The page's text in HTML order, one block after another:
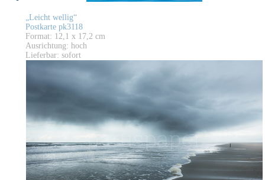
„Leicht wellig“
Postkarte pk3118
Format: 12,1 x 17,2 cm
Ausrichtung: hoch
Lieferbar: sofort